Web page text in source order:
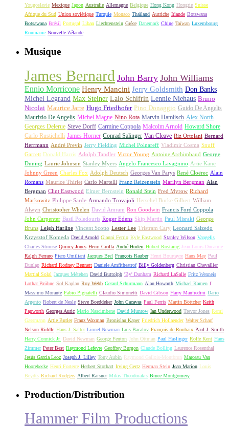
Yougoslavie Mexique Japon Australie Allemagne Belgique Hong Kong Hongrie Suisse
Afrique du Sud Union soviétique Turquie Monaco Thaïland Autriche Irlande Botswana
Botsawana Brésil Portugal Liban Liechtenstein Grèce Danemark Chine Taïwan Luxembourg
Roumanie Nouvelle-Zélande
Musique
James Bernard John Barry John Williams
Ennio Morricone Henry Mancini Jerry Goldsmith Don Banks
Michel Legrand Max Steiner Lalo Schifrin Lennie Niehaus Bruno
Nicolai Maurice Jarre Hugo Friedhofer Pino Donaggio Guido De Angelis
Maurizio De Angelis Michel Magne Nino Rota Marvin Hamlisch Alex North
Georges Delerue Steve Dorff Carmine Coppola Malcolm Arnold Howard Shore
Carlo Rustichelli James Horner Conrad Salinger Van Cleave Riz Ortolani Bernard
Herrmann André Previn Jerry Fielding Michel Polnareff Vladimir Cosma Snuff
Garrett Donald Harris Adolph Tandler Victor Young Antoine Archimbaud George
Duning Laurie Johnson Stanley Myers Angelo Francesco Lavagnino Artie Kane
Johnny Green Charles Fox Adolph Deutsch Georges Van Parys René Cloërec Alain
Romans Maurice Thiriet Carlo Martelli Franz Reizenstein Marilyn Bergman Alan
Bergman Clint Eastwood Elmer Bernstein Ronald Stein Fred Myrow Richard
Markowitz Philippe Sarde Armando Trovajoli Herschel Burke Gilbert William
Alwyn Christopher Whelen David Amram Ron Goodwin Francis Ford Coppola
John Carpenter Basil Poledouris Roger Edens Skip Martin Paul Misraki George
Bruns Leigh Harline Vincent Scotto Lester Lee Tristram Cary Leonard Salzedo
Krzysztof Komeda David Arnold Gianni Ferrio Kyle Eastwood Stanley Wilson Vangelis
Charles Strouse Quincy Jones Henri Crolla André Hodeir Hubert Rostaing Jean-Louis Ducarme
Ralph Ferraro Piero Umiliani Jacques Brel François Rauber Henri Bourtayre Hans May Paul
Dunlap Richard Rodney Bennett Daniele Amfitheatrof Billy Goldenberg Christian Chevallier
Martial Solal Jacques Métehen David Buttolph 'By' Dunham Richard LaSalle Fritz Wenneis
Lothar Brühne Sol Kaplan Roy Webb Gerard Schurmann Alan Howarth Michael Kamen f
Massimo Morante Fabio Pignatelli Claudio Simonetti David Gibson Harry Manfredini Dario
Argento Robert de Nesle Steve Boeddeker John Cacavas Paul Ferris Martin Böttcher Keith
Papworth Georges Auric Mario Nascimbene David Munrow Ian Underwood Trevor Jones Remi
Gassmann Artie Butler Franz Waxman Bronislau Kaper Friedrich Hollaender Walter Scharf
Nelson Riddle Hans J. Salter Lionel Newman Luis Bacalov François de Roubaix Paul J. Smith
Harry Connick Jr. David Newman George Fenton John Ottman Paul Haslinger Rolfe Kent Hans
Zimmer Peter Best Raymond Lefevre Geoffrey Burgon Claude Bolling Laurence Rosenthal
Jesús García Leoz Joseph J. Lilley Tony Aubin Raymond Gallois-Montbrun Marceau Van
Hoorebecke Henri Forterre Herbert Stothart Irving Gertz Herman Stein Jean Marion Louis
Beydts Richard Rodgers Albert Raisner Mikis Theodorakis Bruce Montgomery
Production/Distribution
Hammer Film Productions